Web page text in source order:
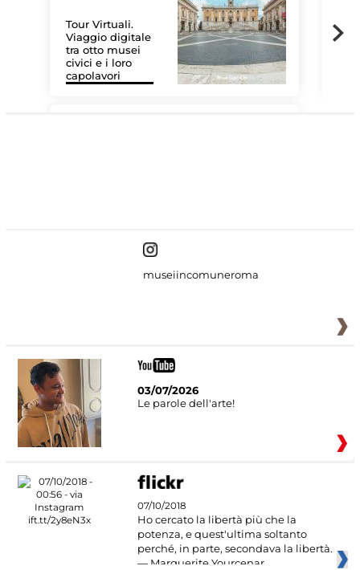
Tour Virtuali.
Viaggio digitale
tra otto musei
civici e i loro
capolavori
museiincomuneroma
03/07/2026
Le parole dell'arte!
07/10/2018
Ho cercato la libertà più che la
potenza, e quest'ultima soltanto
perché, in parte, secondava la libertà.
— Marguerite Yourcenar